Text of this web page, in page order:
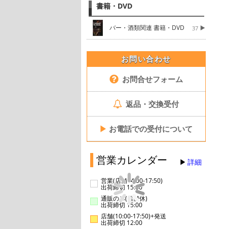
書籍・DVD
バー・酒類関連 書籍・DVD 37
お問い合わせ
お問合せフォーム
返品・交換受付
▶ お電話での受付について
営業カレンダー 詳細
営業(店舗14:00-17:50)
出荷締切 15:00
通販のみ(店舗休)
出荷締切 15:00
店舗(10:00-17:50)+発送
出荷締切 12:00